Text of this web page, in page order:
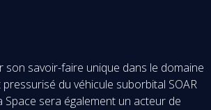
son savoir-faire unique dans le domaine
du véhicule suborbital SOAR
sera également un acteur de